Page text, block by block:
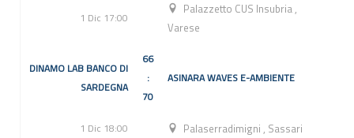
1 Dic 17:00
Palazzetto CUS Insubria,
Varese
DINAMO LAB BANCO DI
SARDEGNA
66
:
70
ASINARA WAVES E-AMBIENTE
1 Dic 18:00 Palaserradimigni, Sassari